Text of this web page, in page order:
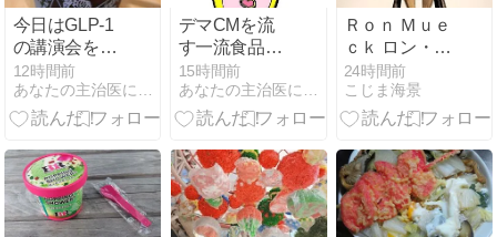
今日はGLP-1
の講演会を聞
いたあと、小
倉で仕事して
ます
12時間前
デマCMを流
す一流食品会
社は おとがめ
なし
15時間前
Ｒｏｎ Ｍｕｅ
ｃｋ ロン・ミ
ュエク
24時間前
こじま海景